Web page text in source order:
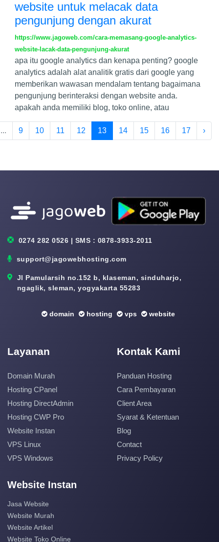
website untuk melacak data
pengunjung dengan akurat
https://www.jagoweb.com/cara-memasang-google-analytics-
website-lacak-data-pengunjung-akurat
apa itu google analytics dan kenapa penting? google
analytics adalah alat analitik gratis dari google yang
memberikan wawasan mendalam tentang bagaimana
pengunjung berinteraksi dengan website anda.
apakah anda memiliki blog, toko online, atau
... 9 10 11 12 13 14 15 16 17 ›
0274 282 0526 | SMS : 0878-3933-2011
support@jagowebhosting.com
Jl Pamularsih no.152 b, klaseman, sinduharjo,
ngaglik, sleman, yogyakarta 55283
domain hosting vps website
Layanan
Domain Murah
Hosting CPanel
Hosting DirectAdmin
Hosting CWP Pro
Website Instan
VPS Linux
VPS Windows
Kontak Kami
Panduan Hosting
Cara Pembayaran
Client Area
Syarat & Ketentuan
Blog
Contact
Privacy Policy
Website Instan
Jasa Website
Website Murah
Website Artikel
Website Toko Online